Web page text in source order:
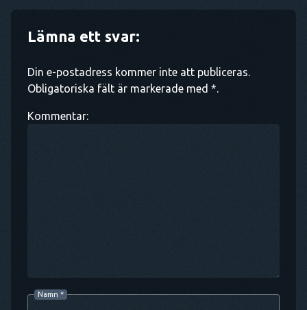
Lämna ett svar:
Din e-postadress kommer inte att publiceras.
Obligatoriska fält är markerade med *.
Kommentar:
Namn *